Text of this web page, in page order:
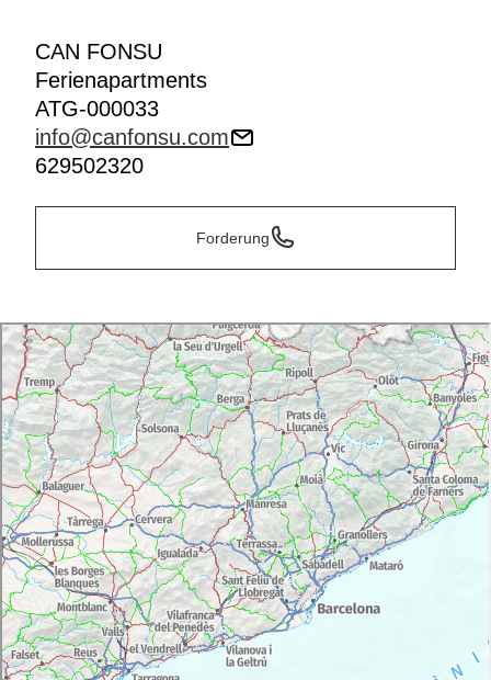
CAN FONSU
Ferienapartments
ATG-000033
info@canfonsu.com
629502320
Forderung